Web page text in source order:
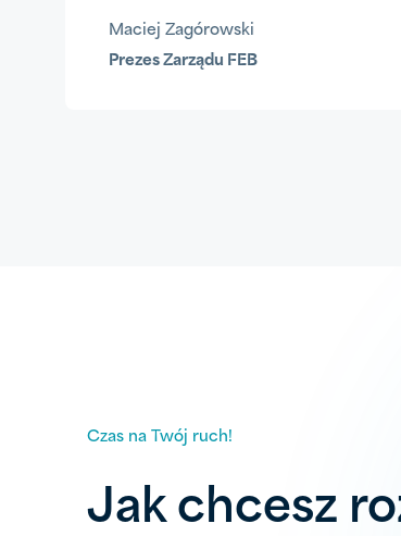
Maciej Zagórowski
Prezes Zarządu FEB
Czas na Twój ruch!
Jak chcesz